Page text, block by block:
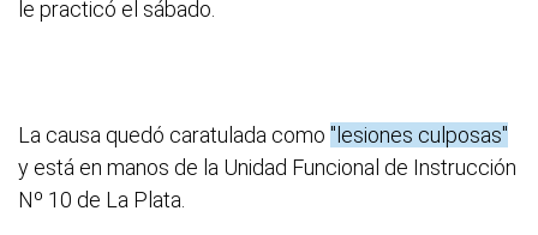
le practicó el sábado.
La causa quedó caratulada como "lesiones culposas"
y está en manos de la Unidad Funcional de Instrucción
Nº 10 de La Plata.